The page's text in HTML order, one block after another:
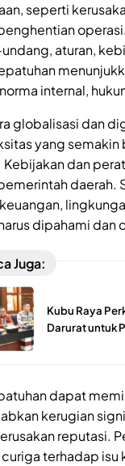
seperti
aturan,
internal,
globalisasi dan
yang semakin
Kebijakan dan
daerah.
dipahami dan
Juga:
Kubu Raya
Darurat untuk
dapat
kerugian
reputasi.
terhadap isu